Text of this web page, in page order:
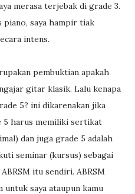
merasa terjebak di grade 3.
piano, saya hampir tiak
intens.
pembuktian apakah
gitar klasik. Lalu kenapa
5? ini dikarenakan jika
5 harus memiliki sertikat
dan juga grade 5 adalah
seminar (kursus) sebagai
itu sendiri. ABRSM
untuk saya ataupun kamu